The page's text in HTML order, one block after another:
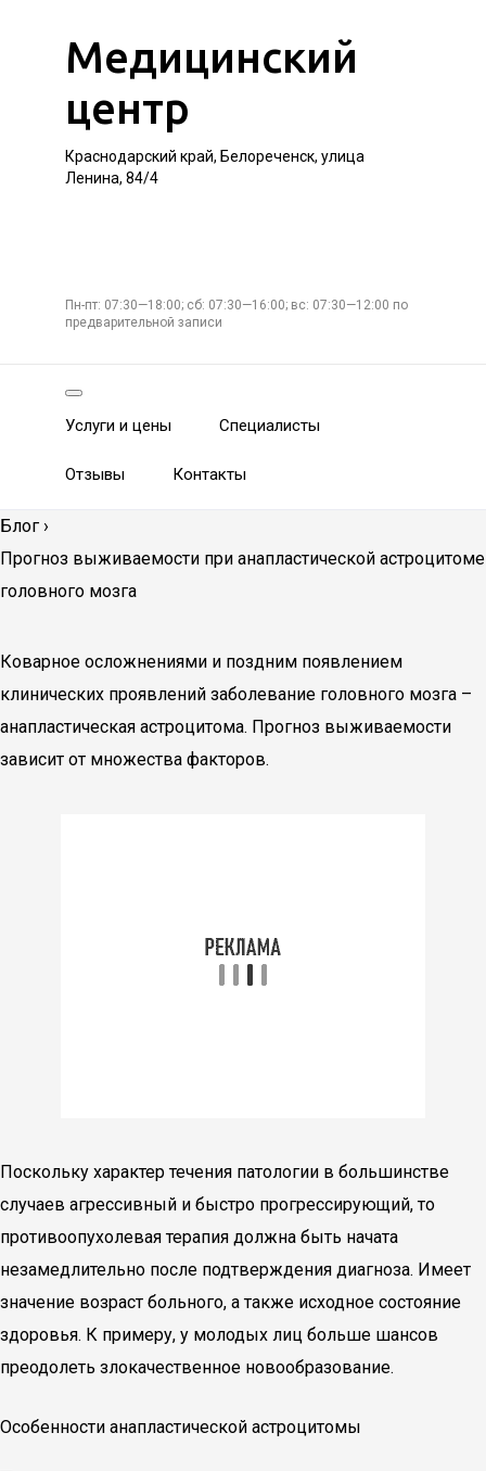
Медицинский
центр
Краснодарский край, Белореченск, улица
Ленина, 84/4
Пн-пт: 07:30—18:00; сб: 07:30—16:00; вс: 07:30—12:00 по
предварительной записи
Услуги и цены Специалисты
Отзывы Контакты
Блог ›
Прогноз выживаемости при анапластической астроцитоме
головного мозга
Коварное осложнениями и поздним появлением
клинических проявлений заболевание головного мозга –
анапластическая астроцитома. Прогноз выживаемости
зависит от множества факторов.
Поскольку характер течения патологии в большинстве
случаев агрессивный и быстро прогрессирующий, то
противоопухолевая терапия должна быть начата
незамедлительно после подтверждения диагноза. Имеет
значение возраст больного, а также исходное состояние
здоровья. К примеру, у молодых лиц больше шансов
преодолеть злокачественное новообразование.
Особенности анапластической астроцитомы